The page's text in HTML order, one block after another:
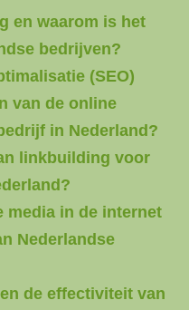
en waarom is het
bedrijven?
(SEO)
van de online
in Nederland?
linkbuilding voor
media in de internet
Nederlandse
de effectiviteit van